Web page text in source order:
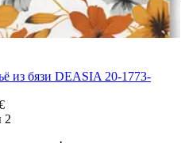
из бязи DEASIA 20-1773-
2